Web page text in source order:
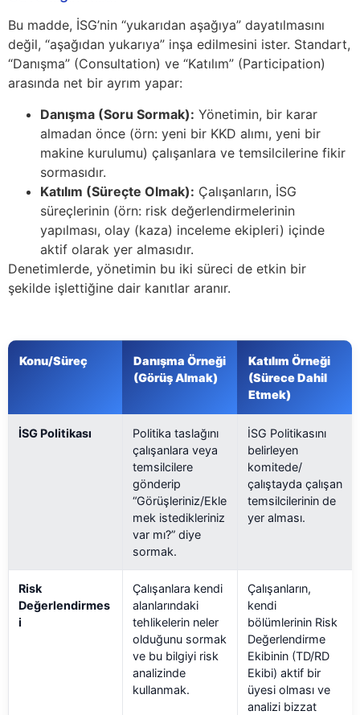
Bu madde, İSG’nin “yukarıdan aşağıya” dayatılmasını
değil, “aşağıdan yukarıya” inşa edilmesini ister. Standart,
“Danışma” (Consultation) ve “Katılım” (Participation)
arasında net bir ayrım yapar:
Danışma (Soru Sormak): Yönetimin, bir karar
almadan önce (örn: yeni bir KKD alımı, yeni bir
makine kurulumu) çalışanlara ve temsilcilerine fikir
sormasıdır.
Katılım (Süreçte Olmak): Çalışanların, İSG
süreçlerinin (örn: risk değerlendirmelerinin
yapılması, olay (kaza) inceleme ekipleri) içinde
aktif olarak yer almasıdır.
Denetimlerde, yönetimin bu iki süreci de etkin bir
şekilde işlettiğine dair kanıtlar aranır.
Konu/Süreç
Danışma Örneği
(Görüş Almak)
Katılım Örneği
(Sürece Dahil
Etmek)
İSG Politikası
Politika taslağını
çalışanlara veya
temsilcilere
gönderip
“Görüşleriniz/Ekle
mek istedikleriniz
var mı?” diye
sormak.
İSG Politikasını
belirleyen
komitede/
çalıştayda çalışan
temsilcilerinin de
yer alması.
Risk
Değerlendirmes
i
Çalışanlara kendi
alanlarındaki
tehlikelerin neler
olduğunu sormak
ve bu bilgiyi risk
analizinde
kullanmak.
Çalışanların,
kendi
bölümlerinin Risk
Değerlendirme
Ekibinin (TD/RD
Ekibi) aktif bir
üyesi olması ve
analizi bizzat